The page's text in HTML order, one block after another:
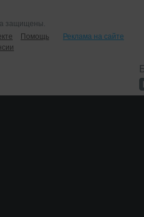
защищены.
Помощь
Реклама на сайте